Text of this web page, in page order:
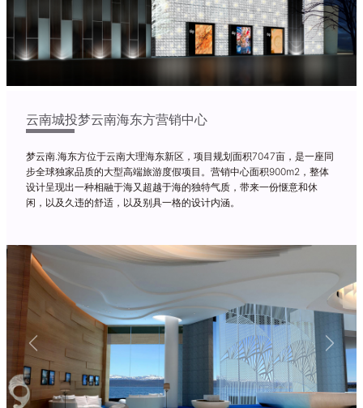
云南城投梦云南海东方营销中心
梦云南.海东方位于云南大理海东新区，项目规划面积7047亩，是一座同
步全球独家品质的大型高端旅游度假项目。营销中心面积900m2，整体
设计呈现出一种相融于海又超越于海的独特气质，带来一份惬意和休
闲，以及久违的舒适，以及别具一格的设计内涵。
Previous Next